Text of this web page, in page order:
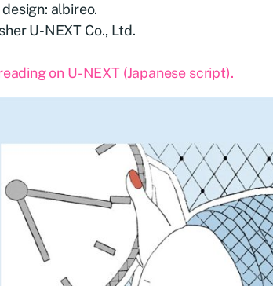
albireo.
U-NEXT Co., Ltd.
on U-NEXT (Japanese script).